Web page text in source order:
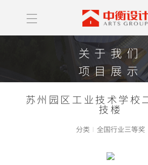
关于我们
项目展示
中衡新闻
联系我们
CONTACT US
苏州园区工业技术学校
技楼
分类 I 全国行业三等奖